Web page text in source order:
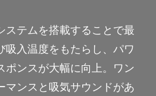
ステムを搭載することで最
吸入温度をもたらし、パワ
ポンスが大幅に向上。ワン
マンスと吸気サウンドがあ